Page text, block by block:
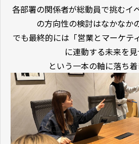
各部署の関係者が総動員で挑むイ
の方向性の検討はなかなか
でも最終的には「営業とマーケテ
に連動する未来を見
という一本の軸に落ち着